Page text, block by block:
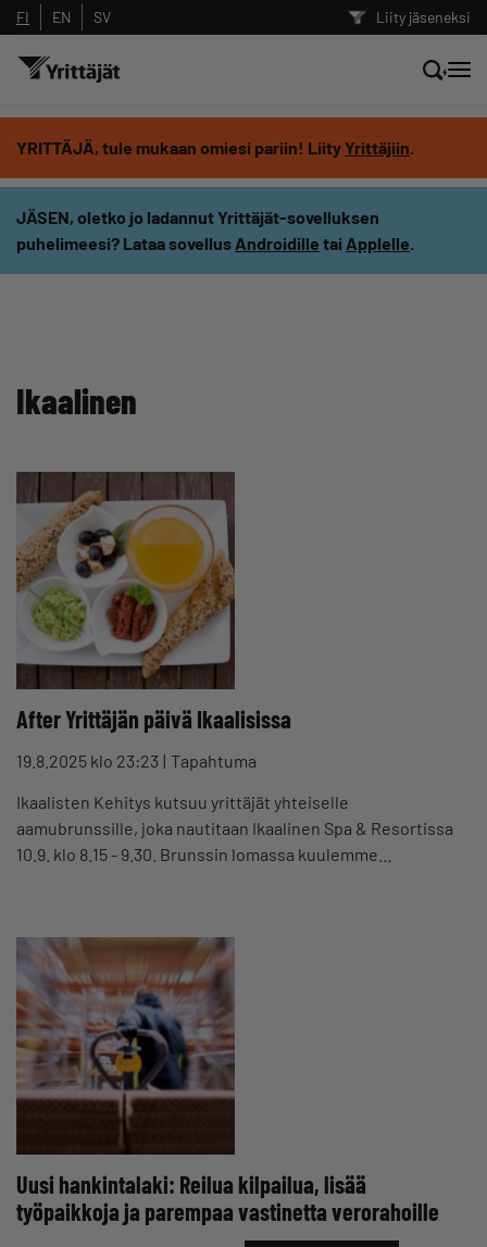
Liity jäseneksi
FI EN SV
YRITTÄJÄ, tule mukaan omiesi pariin! LiityYrittäjiin.
JÄSEN, oletko jo ladannut Yrittäjät-sovelluksen
puhelimeesi? Lataa sovellus Androidille tai Applelle.
Ikaalinen
After Yrittäjän päivä Ikaalisissa
19.8.2025 klo 23:23
Tapahtuma
Ikaalisten Kehitys kutsuu yrittäjät yhteiselle
aamubrunssille, joka nautitaan Ikaalinen Spa & Resortissa
10.9. klo 8.15 - 9.30. Brunssin lomassa kuulemme…
Uusi hankintalaki: Reilua kilpailua, lisää
työpaikkoja ja parempaa vastinetta verorahoille
Hae sivustolta tai kysy suoraan
Yrittäjien tekoälyltä